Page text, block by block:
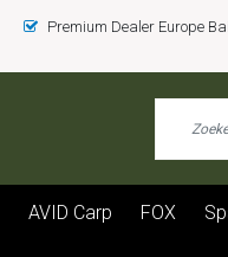
Premium Dealer Europe
AVID Carp FOX